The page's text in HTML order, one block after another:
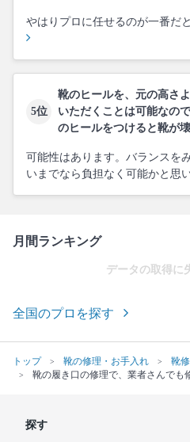
やはりプロに任せるのが一番だ
5位
靴のヒールを、元の高さ
いただくことは可能なの
のヒールをつけると靴が
可能性はあります。バランスを
いまでなら負担なく可能かと思
月間ランキング
データの取得に
全国のプロを探す
トップ 靴の修理・お手入れ 靴
靴の履き口の修理で、業者さんでも
探す